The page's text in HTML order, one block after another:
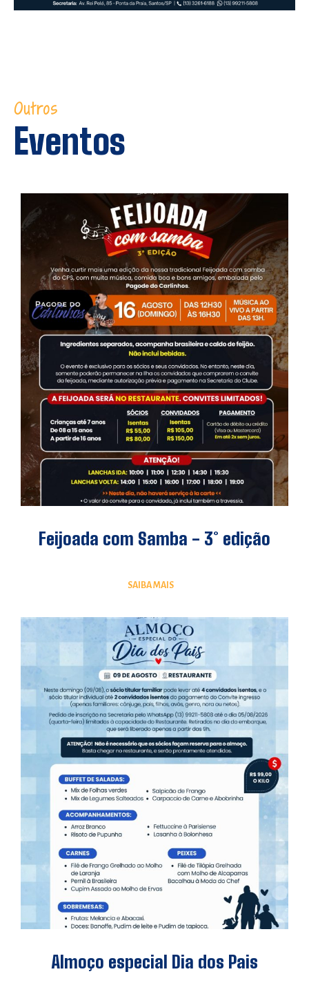
Outros
Eventos
Feijoada com Samba - 3° edição
SAIBA MAIS
Almoço especial Dia dos Pais